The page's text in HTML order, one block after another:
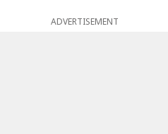
ADVERTISEMENT